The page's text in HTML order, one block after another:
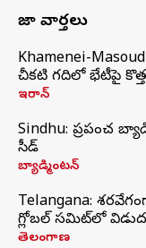
తాజా వార్తలు
Khamenei-
చీకటి గదిలో భేటీపై
ఇరాన్
Sindhu: ప్రపంచ
సీడ్
బ్యాడ్మింటన్
Telangana:
గ్లోబల్‌ సమిట్‌లో
తెలంగాణ